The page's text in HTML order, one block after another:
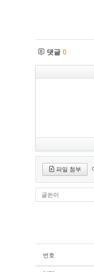
댓글 0
파일 첨부
글쓴이
번호